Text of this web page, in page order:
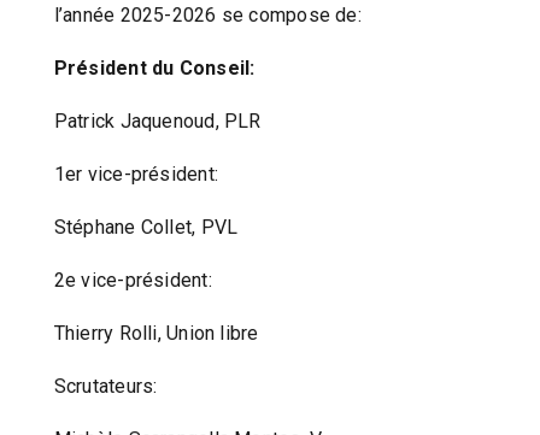
l’année 2025-2026 se compose de:
Président du Conseil:
Patrick Jaquenoud, PLR
1er vice-président:
Stéphane Collet, PVL
2e vice-président:
Thierry Rolli, Union libre
Scrutateurs: